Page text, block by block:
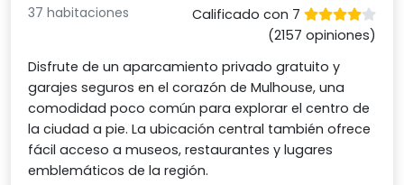
37 habitaciones
Calificado con 7
(2157 opiniones)
Disfrute de un aparcamiento privado gratuito y
garajes seguros en el corazón de Mulhouse, una
comodidad poco común para explorar el centro de
la ciudad a pie. La ubicación central también ofrece
fácil acceso a museos, restaurantes y lugares
emblemáticos de la región.